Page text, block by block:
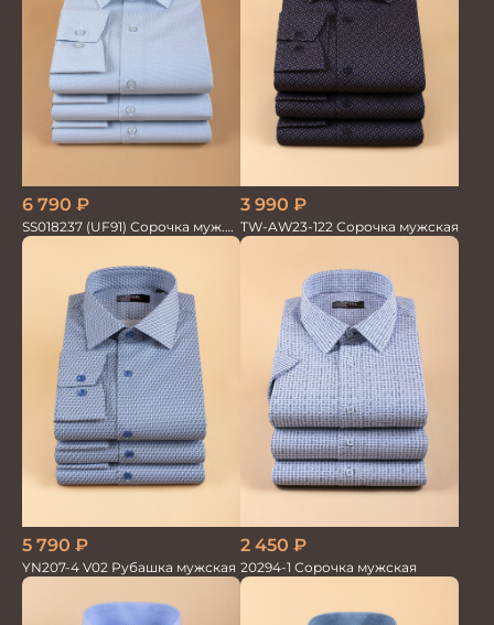
6 790 ₽
SS018237 (UF91) Сорочка муж.
GROSTYLE TRENDY
3 990 ₽
TW-AW23-122 Сорочка мужская
5 790 ₽
YN207-4 V02 Рубашка мужская
2 450 ₽
20294-1 Сорочка мужская